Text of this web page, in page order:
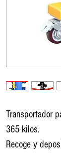
Transportador
365 kilos.
Recoge y